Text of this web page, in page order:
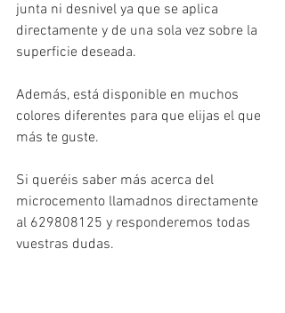
junta ni desnivel ya que se aplica
directamente y de una sola vez sobre la
superficie deseada.
Además, está disponible en muchos
colores diferentes para que elijas el que
más te guste.
Si queréis saber más acerca del
microcemento llamadnos directamente
al 629808125 y responderemos todas
vuestras dudas.